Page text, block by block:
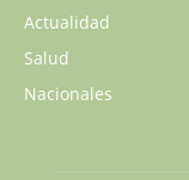
Actualidad
Salud
Nacionales